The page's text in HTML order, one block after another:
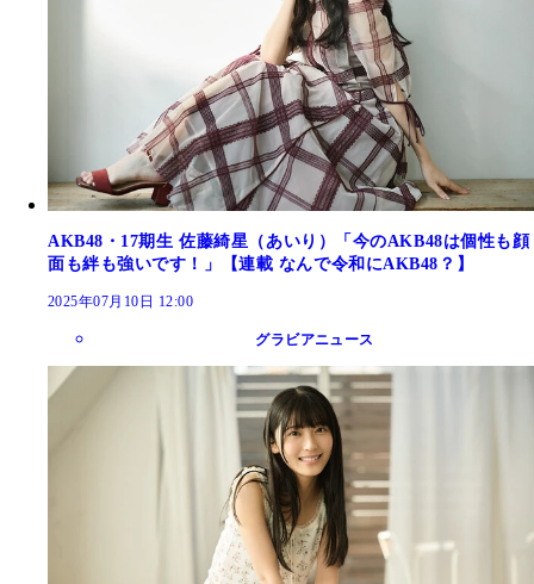
AKB48・17期生 佐藤綺星（あいり）「今のAKB48は個性も顔
面も絆も強いです！」【連載 なんで令和にAKB48？】
2025年07月10日 12:00
グラビアニュース